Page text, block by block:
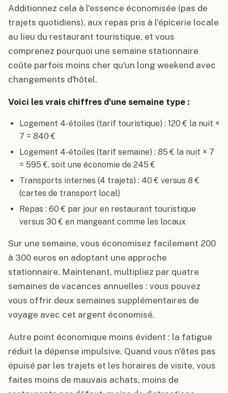
Additionnez cela à l'essence économisée (pas de
trajets quotidiens), aux repas pris à l'épicerie locale
au lieu du restaurant touristique, et vous
comprenez pourquoi une semaine stationnaire
coûte parfois moins cher qu'un long weekend avec
changements d'hôtel.
Voici les vrais chiffres d'une semaine type :
Logement 4-étoiles (tarif touristique) : 120 € la nuit ×
7 = 840 €
Logement 4-étoiles (tarif semaine) : 85 € la nuit × 7
= 595 €, soit une économie de 245 €
Transports internes (4 trajets) : 40 € versus 8 €
(cartes de transport local)
Repas : 60 € par jour en restaurant touristique
versus 30 € en mangeant comme les locaux
Sur une semaine, vous économisez facilement 200
à 300 euros en adoptant une approche
stationnaire. Maintenant, multipliez par quatre
semaines de vacances annuelles : vous pouvez
vous offrir deux semaines supplémentaires de
voyage avec cet argent économisé.
Autre point économique moins évident : la fatigue
réduit la dépense impulsive. Quand vous n'êtes pas
épuisé par les trajets et les horaires de visite, vous
faites moins de mauvais achats, moins de